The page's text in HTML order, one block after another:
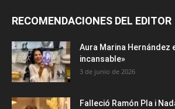
RECOMENDACIONES DEL EDITOR
Aura Marina Hernández
incansable»
3 de junio de 2026
Falleció Ramón Pla i